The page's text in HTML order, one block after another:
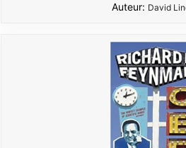
Auteur: David